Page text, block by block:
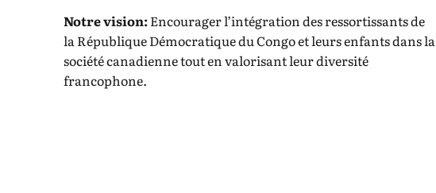
Notre vision:Encourager l’intégration des ressortissants de
la République Démocratique du Congo et leurs enfants dans la
société canadienne tout en valorisant leur diversité
francophone.